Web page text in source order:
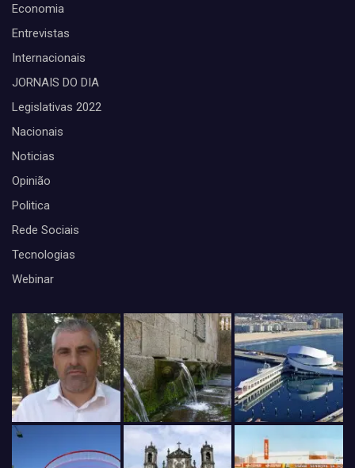
Economia
Entrevistas
Internacionais
JORNAIS DO DIA
Legislativas 2022
Nacionais
Noticias
Opinião
Politica
Rede Sociais
Tecnologias
Webinar